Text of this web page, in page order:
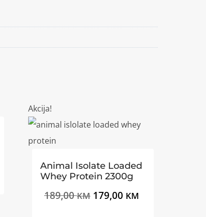
Akcija!
Animal Isolate Loaded
Whey Protein 2300g
189,00KM Izvorna
179,00 KM